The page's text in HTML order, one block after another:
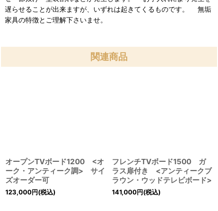
遅らせることが出来ますが、いずれは起きてくるものです。 無垢
家具の特徴とご理解下さいませ。
関連商品
オープンTVボード1200 <オ
ーク・アンティーク調> サイ
ズオーダー可
123,000円(税込)
フレンチTVボード1500 ガ
ラス扉付き <アンティークブ
ラウン・ウッドテレビボード>
141,000円(税込)